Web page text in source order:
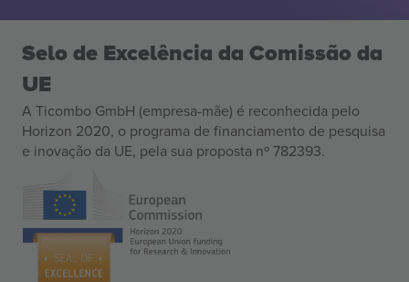
Selo de Excelência da Comissão da
UE
A Ticombo GmbH (empresa-mãe) é reconhecida pelo
Horizon 2020, o programa de financiamento de pesquisa
e inovação da UE, pela sua proposta nº 782393.